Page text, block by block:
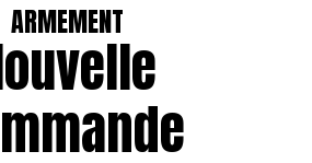
ARMEMENT